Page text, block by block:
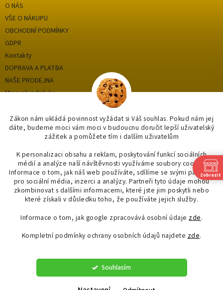
Zákon nám ukládá povinnost vyžádat si Váš souhlas. Pokud nám jej
dáte, budeme moci vám moci v budoucnu doručit lepší uživatelský
zážitek a pomůžete tím i dalším uživatelům
K personalizaci obsahu a reklam, poskytování funkcí sociálních
médií a analýze naší návštěvnosti využíváme soubory cookie.
Informace o tom, jak náš web používáte, sdílíme se svými partnery
pro sociální média, inzerci a analýzy. Partneři tyto údaje mohou
zkombinovat s dalšími informacemi, které jste jim poskytli nebo
které získali v důsledku toho, že používáte jejich služby.
Informace o tom, jak google zpracovává osobní údaje zde.
Kompletní podmínky ochrany osobních údajů najdete zde.
Souhlasím
O NÁS
VŠE O NÁKUPU
OBCHODNÍ PODMÍNKY
GDPR
Kontakty
DOPRAVA A PLATBA
NAŠE PRODEJNA
Moje objednávka
Kategorie
OUTLET až -75%
OBKLADY A DLAŽBY
KOUPELNY
OSVĚTLENÍ
Copyright 2026 "OBKLADYADLAZBY.CZ"
. Všechna práva vyhrazena.
Zobrazit